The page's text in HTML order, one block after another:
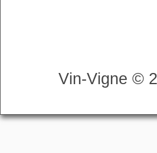
Vin-Vigne ©